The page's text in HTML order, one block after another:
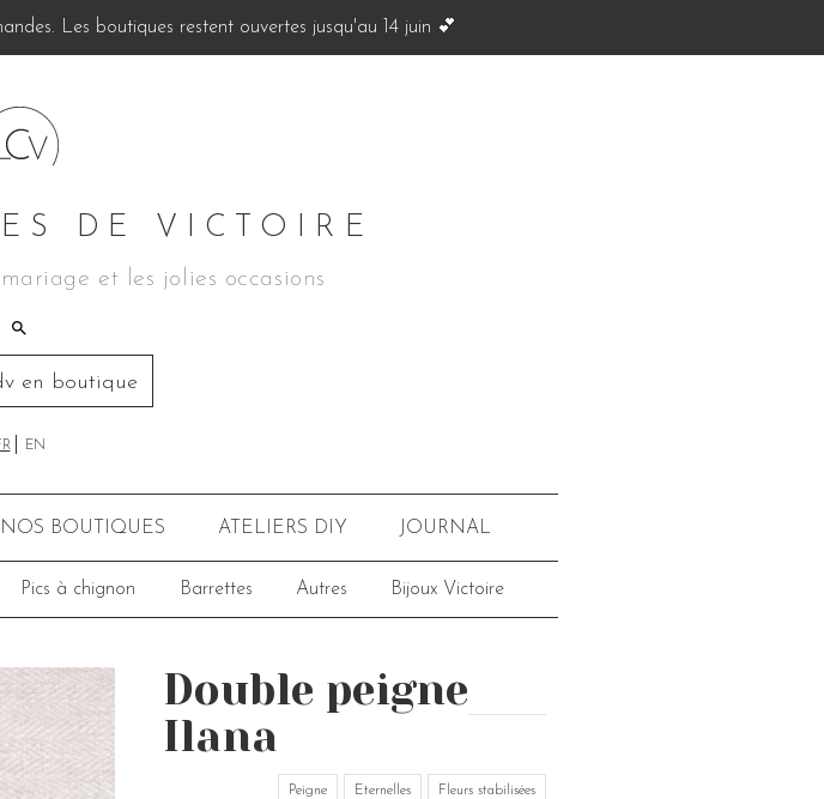
Les boutiques restent ouvertes jusqu'au 14 juin 💕
DE VICTOIRE
et les jolies occasions
en boutique
EN
NOS BOUTIQUES ATELIERS DIY JOURNAL
Pics à chignon Barrettes Autres Bijoux Victoire
Double peigne
Ilana
Peigne Eternelles Fleurs stabilisées